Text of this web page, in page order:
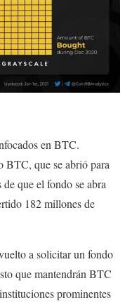
en BTC.
BTC, que se abrió para
que el fondo se abra
182 millones de
a solicitar un fondo
que mantendrán BTC
prominentes